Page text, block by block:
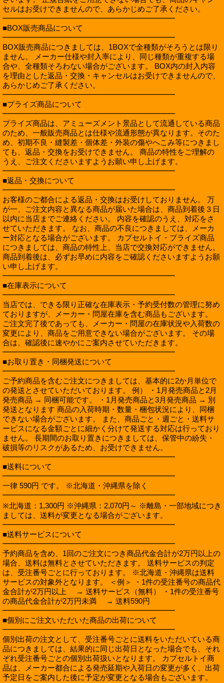
セルはお受けできませんので、あらかじめご了承ください。
━━━━━━━━━━━━━━━━━━━━━━━
■BOX販売商品について
━━━━━━━━━━━━━━━━━━━━━━━
BOX販売商品につきましては、1BOXで全種類がそろうとは限り
ません。 メーカー仕様や封入率により、同じ種類が重複する場
合や、全種類そろわない場合がございます。 BOX内の封入内容
を理由とした返品・交換・キャンセルはお受けできませんので、
あらかじめご了承ください。
━━━━━━━━━━━━━━━━━━━━━━━
■プライズ商品について
━━━━━━━━━━━━━━━━━━━━━━━
プライズ商品は、アミューズメント景品として流通している商品
のため、一般販売商品とは仕様や流通形態が異なります。そのた
め、初期不良・縫製差・個体差・外装の傷やへこみ等につきまし
ても、返品・交換をお受けできません。 商品の特性をご理解の
うえ、ご注文くださいますようお願い申し上げます。
━━━━━━━━━━━━━━━━━━━━━━━
■返品・交換について
━━━━━━━━━━━━━━━━━━━━━━━
お客様のご都合による返品・交換はお受けしておりません。 万
が一、ご注文内容と異なる商品が届いた場合は、商品到着後３日
以内に当店までご連絡ください。 内容を確認のうえ、対応をさ
せていただきます。 なお、商品の不良につきましては、メーカ
ー対応となる場合がございます。 カプセルトイ・プライズ商品
につきましては、商品の特性上、当店で交換対応ができません。
商品到着後は、必ずお早めに内容をご確認くださいますようお願
い申し上げます。
━━━━━━━━━━━━━━━━━━━━━━━
■在庫表示について
━━━━━━━━━━━━━━━━━━━━━━━
当店では、できる限り正確な在庫表示・予約受付数の管理に努め
ておりますが、メーカー・問屋在庫を含む商品もございます。
ご注文完了後であっても、メーカー・問屋の在庫状況や入荷数の
変更により、商品をご用意できない場合がございます。 その場
合は、確認後に速やかにご案内させていただきます。
━━━━━━━━━━━━━━━━━━━━━━━
■お取り置き・同梱発送について
━━━━━━━━━━━━━━━━━━━━━━━
ご予約商品を含むご注文につきましては、基本的に2か月単位で
の発送とさせていただいております。 例） ・1月発売商品と2月
発売商品 → 同梱可能です。 ・1月発売商品と3月発売商品 → 別
発送となります 商品の入荷時期・数量・梱包状況により、同梱
できない場合がございます。 また、商品ごと・週ごと・送料サ
ービスになる金額ごとに細かく分けて発送する対応は行っており
ません。 長期間のお取り置きにつきましては、保管中の紛失・
破損等のリスクがあるため、お受けできません。
━━━━━━━━━━━━━━━━━━━━━━━
■送料について
━━━━━━━━━━━━━━━━━━━━━━━
一律 590円 です。 ※北海道・沖縄県を除く
━━━━━━━━━━━━━━━━━━━━━━━
※北海道：1,300円 ※沖縄県：2,070円～ ※離島・一部地域につき
ましては、送料が変更となる場合がございます。
━━━━━━━━━━━━━━━━━━━━━━━
■送料サービスについて
━━━━━━━━━━━━━━━━━━━━━━━
予約商品を含め、1回のご注文につき商品代金合計が2万円以上の
場合、送料は無料とさせていただきます。 送料サービスの判定
は、受注番号ごとに行っております。 ※北海道・沖縄県は送料
サービスの対象外となります。 ＜例＞ ・1件の受注番号の商品代
金合計が2万円以上 → 送料サービス（無料） ・1件の受注番号
の商品代金合計が2万円未満 → 送料590円
━━━━━━━━━━━━━━━━━━━━━━━
■個別にご注文いただいた商品の出荷について
━━━━━━━━━━━━━━━━━━━━━━━
個別出荷の注文として、受注番号ごとに送料をいただいている商
品につきましては、結果的に同じ出荷日となった場合でも、それ
ぞれ受注番号ごとの個別出荷扱いとなります。 カプセルトイ商
品は、メーカー都合による発売延期や入荷日の変更が多く、出荷
予定日をご案内した後に予定が変更となる場合もございます。